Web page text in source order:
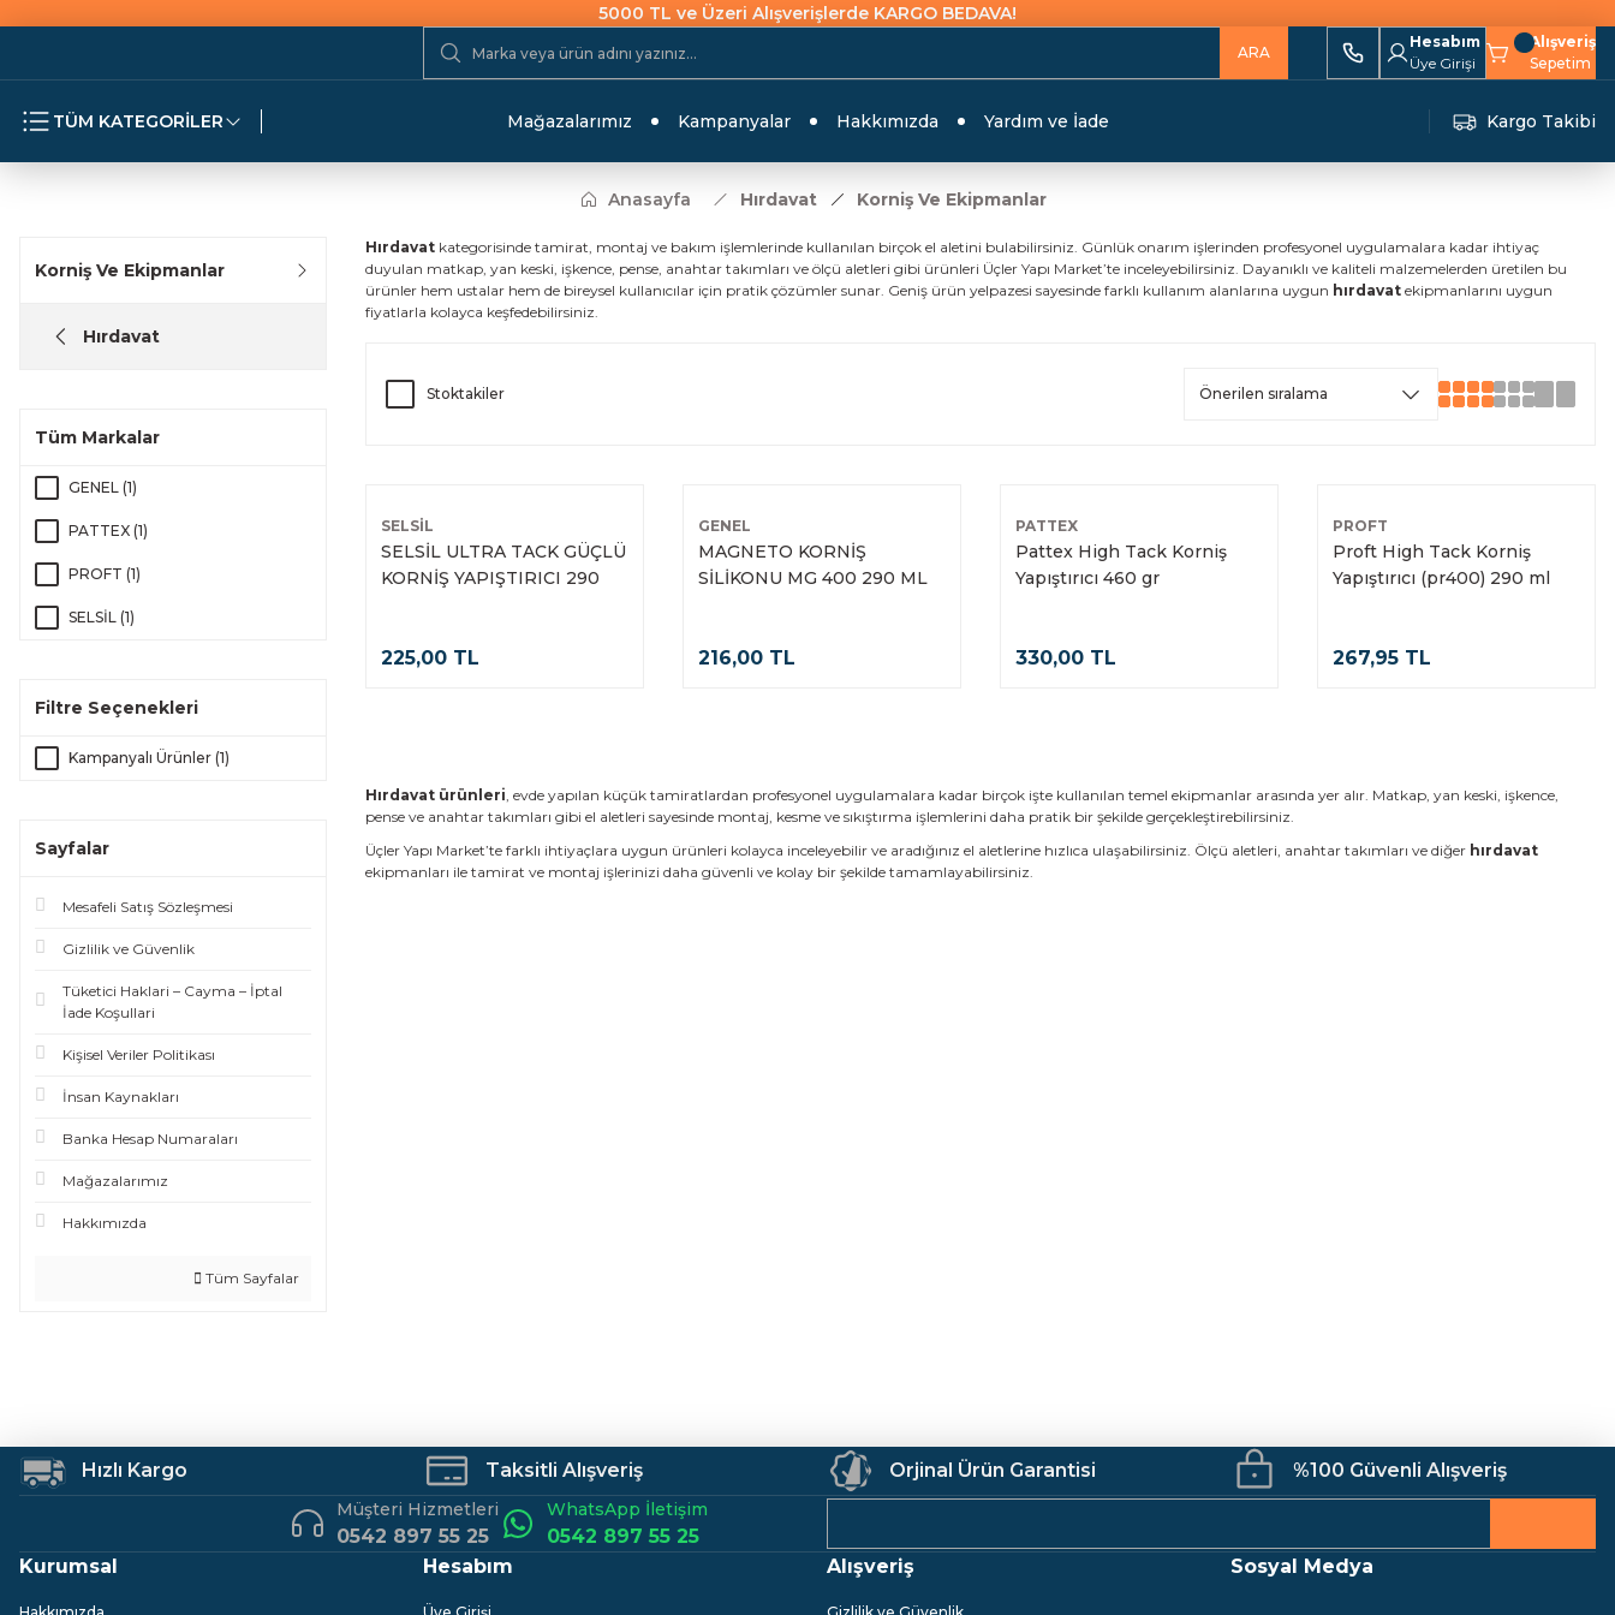
5000 TL ve Üzeri Alışverişlerde KARGO BEDAVA!
ARA
Hesabım
Üye Girişi
Alışveriş
Sepetim
TÜM KATEGORİLER Mağazalarımız Kampanyalar Hakkımızda Yardım ve İade Kargo Takibi
Anasayfa Hırdavat Korniş Ve Ekipmanlar
Korniş Ve Ekipmanlar
Hırdavat
Tüm Markalar
GENEL (1)
PATTEX (1)
PROFT (1)
SELSİL (1)
Filtre Seçenekleri
Kampanyalı Ürünler (1)
Sayfalar
Mesafeli Satış Sözleşmesi
Gizlilik ve Güvenlik
Tüketici Haklari – Cayma – İptal
İade Koşullari
Kişisel Veriler Politikası
İnsan Kaynakları
Banka Hesap Numaraları
Mağazalarımız
Hakkımızda
Tüm Sayfalar
Hırdavat kategorisinde tamirat, montaj ve bakım işlemlerinde kullanılan birçok el aletini bulabilirsiniz. Günlük onarım işlerinden profesyonel uygulamalara kadar ihtiyaç
duyulan matkap, yan keski, işkence, pense, anahtar takımları ve ölçü aletleri gibi ürünleri Üçler Yapı Market’te inceleyebilirsiniz. Dayanıklı ve kaliteli malzemelerden üretilen bu
ürünler hem ustalar hem de bireysel kullanıcılar için pratik çözümler sunar. Geniş ürün yelpazesi sayesinde farklı kullanım alanlarına uygun hırdavat ekipmanlarını uygun
fiyatlarla kolayca keşfedebilirsiniz.
Stoktakiler
SELSİL
SELSİL ULTRA TACK GÜÇLÜ
KORNİŞ YAPIŞTIRICI 290
225,00 TL
GENEL
MAGNETO KORNİŞ
SİLİKONU MG 400 290 ML
216,00 TL
PATTEX
Pattex High Tack Korniş
Yapıştırıcı 460 gr
330,00 TL
PROFT
Proft High Tack Korniş
Yapıştırıcı (pr400) 290 ml
267,95 TL
Hırdavat ürünleri, evde yapılan küçük tamiratlardan profesyonel uygulamalara kadar birçok işte kullanılan temel ekipmanlar arasında yer alır. Matkap, yan keski, işkence,
pense ve anahtar takımları gibi el aletleri sayesinde montaj, kesme ve sıkıştırma işlemlerini daha pratik bir şekilde gerçekleştirebilirsiniz.
Üçler Yapı Market’te farklı ihtiyaçlara uygun ürünleri kolayca inceleyebilir ve aradığınız el aletlerine hızlıca ulaşabilirsiniz. Ölçü aletleri, anahtar takımları ve diğer hırdavat
ekipmanları ile tamirat ve montaj işlerinizi daha güvenli ve kolay bir şekilde tamamlayabilirsiniz.
Hızlı Kargo Taksitli Alışveriş Orjinal Ürün Garantisi %100 Güvenli Alışveriş
Müşteri Hizmetleri
0542 897 55 25
WhatsApp İletişim
0542 897 55 25
Kurumsal
Hesabım Alışveriş Sosyal Medya